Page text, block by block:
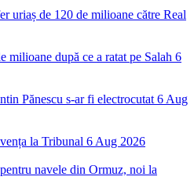
uriaș de 120 de milioane către Real
milioane după ce a ratat pe Salah 6
Pănescu s-ar fi electrocutat 6 Aug
la Tribunal 6 Aug 2026
navele din Ormuz, noi la